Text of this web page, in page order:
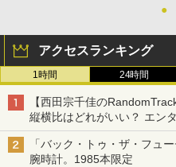
●
アクセスランキング
1時間 24時間
【西田宗千佳の
縦横比はどれがいい？ エン
「Galaxy Z Fold」
「バック・トゥ・ザ・フュ
腕時計。1985本限定